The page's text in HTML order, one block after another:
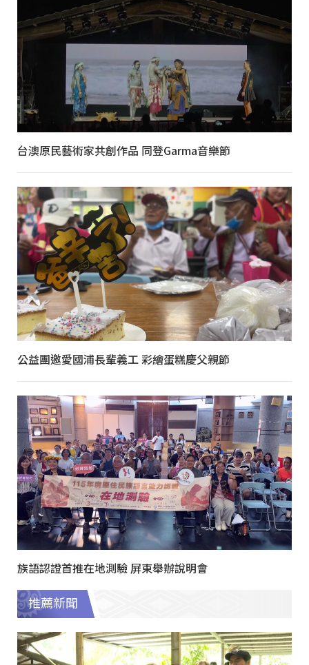
台澳原民藝術家共創作品 同登Garma音樂節
公益團邀愛國浦長輩義工 彩繪蛋糕慶父親節
族語認證首推在地測驗 屏東舉辦說明會
推薦新聞